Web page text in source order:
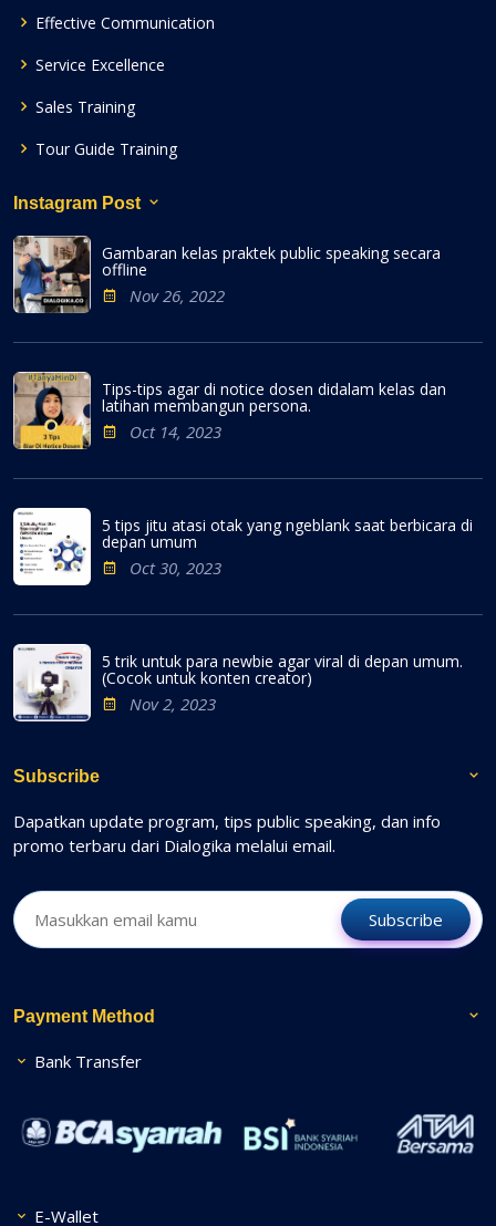
Effective Communication
Service Excellence
Sales Training
Tour Guide Training
Instagram Post
Gambaran kelas praktek public speaking secara
offline
Nov 26, 2022
Tips-tips agar di notice dosen didalam kelas dan
latihan membangun persona.
Oct 14, 2023
5 tips jitu atasi otak yang ngeblank saat berbicara di
depan umum
Oct 30, 2023
5 trik untuk para newbie agar viral di depan umum.
(Cocok untuk konten creator)
Nov 2, 2023
Subscribe
Dapatkan update program, tips public speaking, dan info
promo terbaru dari Dialogika melalui email.
Subscribe
Payment Method
Bank Transfer
E-Wallet